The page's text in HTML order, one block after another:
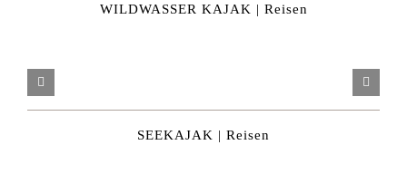
WILDWASSER KAJAK | Reisen
SEEKAJAK | Reisen